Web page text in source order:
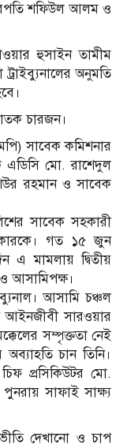
শফিউল আলম ও
হুসাইন তামীম
অনুমতি
চারজন।
সাবেক কমিশনার
এডিসি মো. রাশেদুল
রহমান ও সাবেক
সাবেক সহকারী
গত ১৫ জুন
এ মামলায় দ্বিতীয়
আসামিপক্ষ।
আসামি চঞ্চল
আইনজীবী সারওয়ার
সম্পৃক্ততা নেই
চান তিনি।
প্রসিকিউটর মো.
সাফাই সাক্ষ্য
দেখানো ও চাপ